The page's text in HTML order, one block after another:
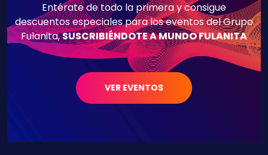
Entérate de todo la primera y consigue
descuentos especiales para los eventos del Grupo
Fulanita,SUSCRIBIÉNDOTE A MUNDO FULANITA
VER EVENTOS